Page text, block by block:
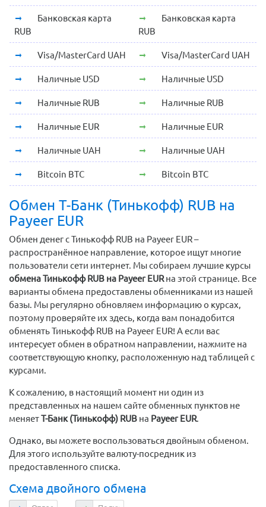
Банковская карта
RUB
Банковская карта
RUB
Visa/MasterCard UAH Visa/MasterCard UAH
Наличные USD Наличные USD
Наличные RUB Наличные RUB
Наличные EUR Наличные EUR
Наличные UAH Наличные UAH
Bitcoin BTC Bitcoin BTC
Обмен Т-Банк (Тинькофф) RUB на
Payeer EUR
Обмен денег с Тинькофф RUB на Payeer EUR –
распространённое направление, которое ищут многие
пользователи сети интернет. Мы собираем лучшие курсы
обмена Тинькофф RUB на Payeer EURна этой странице. Все
варианты обмена предоставлены обменниками из нашей
базы. Мы регулярно обновляем информацию о курсах,
поэтому проверяйте их здесь, когда вам понадобится
обменять Тинькофф RUB на Payeer EUR! А если вас
интересует обмен в обратном направлении, нажмите на
соответствующую кнопку, расположенную над таблицей с
курсами.
К сожалению, в настоящий момент ни один из
представленных на нашем сайте обменных пунктов не
меняетТ-Банк (Тинькофф) RUB на Payeer EUR.
Однако, вы можете воспользоваться двойным обменом.
Для этого используйте валюту-посредник из
предоставленного списка.
Схема двойного обмена